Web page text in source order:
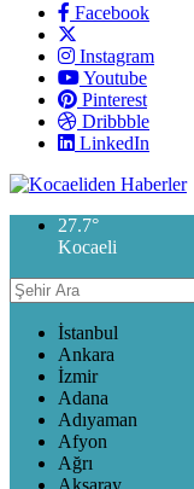
Facebook
Instagram
Youtube
Pinterest
Dribbble
LinkedIn
27.7°
Kocaeli
İstanbul
Ankara
İzmir
Adana
Adıyaman
Afyon
Ağrı
Aksaray